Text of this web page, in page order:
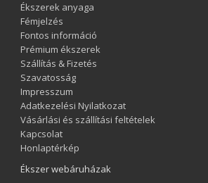
Ékszerek anyaga
Fémjelzés
Fontos információ
Prémium ékszerek
Szállítás & Fizetés
Szavatosság
Impresszum
Adatkezelési Nyilatkozat
Vásárlási és szállítási feltételek
Kapcsolat
Honlaptérkép
Ékszer webáruházak